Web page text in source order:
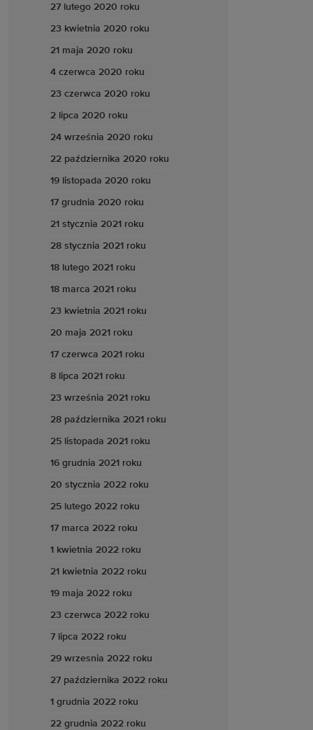
27 lutego 2020 roku
23 kwietnia 2020 roku
21 maja 2020 roku
4 czerwca 2020 roku
23 czerwca 2020 roku
2 lipca 2020 roku
24 września 2020 roku
22 października 2020 roku
19 listopada 2020 roku
17 grudnia 2020 roku
21 stycznia 2021 roku
28 stycznia 2021 roku
18 lutego 2021 roku
18 marca 2021 roku
23 kwietnia 2021 roku
20 maja 2021 roku
17 czerwca 2021 roku
8 lipca 2021 roku
23 września 2021 roku
28 października 2021 roku
25 listopada 2021 roku
16 grudnia 2021 roku
20 stycznia 2022 roku
25 lutego 2022 roku
17 marca 2022 roku
1 kwietnia 2022 roku
21 kwietnia 2022 roku
19 maja 2022 roku
23 czerwca 2022 roku
7 lipca 2022 roku
29 wrzesnia 2022 roku
27 października 2022 roku
1 grudnia 2022 roku
22 grudnia 2022 roku